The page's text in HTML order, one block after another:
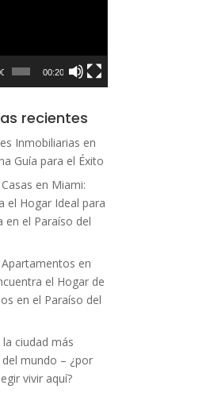
00:20
recientes
Inmobiliarias en
Guía para el Éxito
en Miami:
el Hogar Ideal para
en el Paraíso del
en
el Hogar de
en el Paraíso del
ciudad más
mundo – ¿por
vivir aquí?